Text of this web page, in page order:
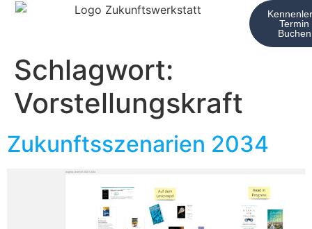
Termin
Buchen
Schlagwort:
Vorstellungskraft
Zukunftsszenarien 2034